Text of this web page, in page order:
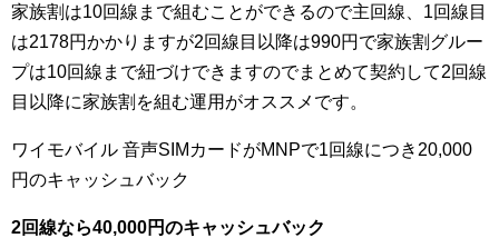
家族割は10回線まで組むことができるので主回線、1回線目
は2178円かかりますが2回線目以降は990円で家族割グルー
プは10回線まで紐づけできますのでまとめて契約して2回線
目以降に家族割を組む運用がオススメです。
ワイモバイル 音声SIMカードがMNPで1回線につき20,000
円のキャッシュバック
2回線なら40,000円のキャッシュバック